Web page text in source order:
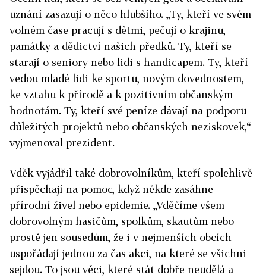
uznání zasazují o něco hlubšího. „Ty, kteří ve svém
volném čase pracují s dětmi, pečují o krajinu,
památky a dědictví našich předků. Ty, kteří se
starají o seniory nebo lidi s handicapem. Ty, kteří
vedou mladé lidi ke sportu, novým dovednostem,
ke vztahu k přírodě a k pozitivním občanským
hodnotám. Ty, kteří své peníze dávají na podporu
důležitých projektů nebo občanských neziskovek,“
vyjmenoval prezident.
Vděk vyjádřil také dobrovolníkům, kteří spolehlivě
přispěchají na pomoc, když někde zasáhne
přírodní živel nebo epidemie. „Vděčíme všem
dobrovolným hasičům, spolkům, skautům nebo
prostě jen sousedům, že i v nejmenších obcích
uspořádají jednou za čas akci, na které se všichni
sejdou. To jsou věci, které stát dobře neudělá a